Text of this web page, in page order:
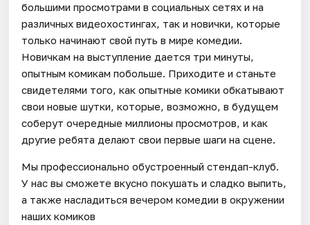
большими просмотрами в социальных сетях и на
различных видеохостингах, так и новички, которые
только начинают свой путь в мире комедии.
Новичкам на выступление дается три минуты,
опытным комикам побольше. Приходите и станьте
свидетелями того, как опытные комики обкатывают
свои новые шутки, которые, возможно, в будущем
соберут очередные миллионы просмотров, и как
другие ребята делают свои первые шаги на сцене.
Мы профессионально обустроенный стендап-клуб.
У нас вы сможете вкусно покушать и сладко выпить,
а также насладиться вечером комедии в окружении
наших комиков